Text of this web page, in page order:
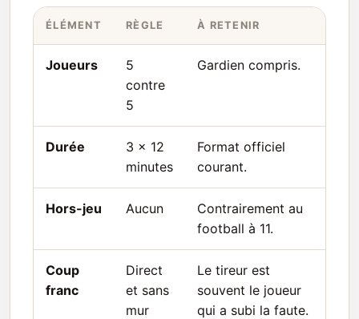
ÉLÉMENT RÈGLE À RETENIR
Joueurs
5
contre
5
Gardien compris.
Durée
3 x 12
minutes
Format officiel
courant.
Hors-jeu Aucun
Contrairement au
football à 11.
Coup
franc
Direct
et sans
mur
Le tireur est
souvent le joueur
qui a subi la faute.